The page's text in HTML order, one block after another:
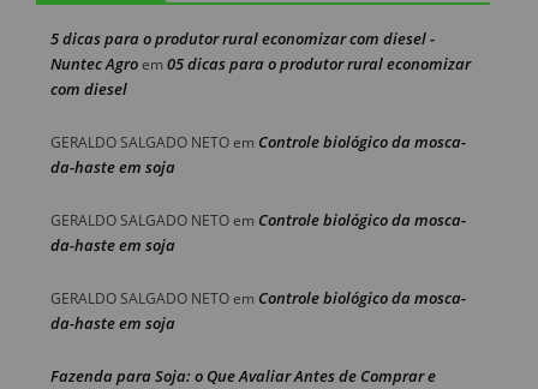
5 dicas para o produtor rural economizar com diesel -
Nuntec Agroem 05 dicas para o produtor rural economizar
com diesel
GERALDO SALGADO NETOem Controle biológico da mosca-
da-haste em soja
GERALDO SALGADO NETOem Controle biológico da mosca-
da-haste em soja
GERALDO SALGADO NETOem Controle biológico da mosca-
da-haste em soja
Fazenda para Soja: o Que Avaliar Antes de Comprar e